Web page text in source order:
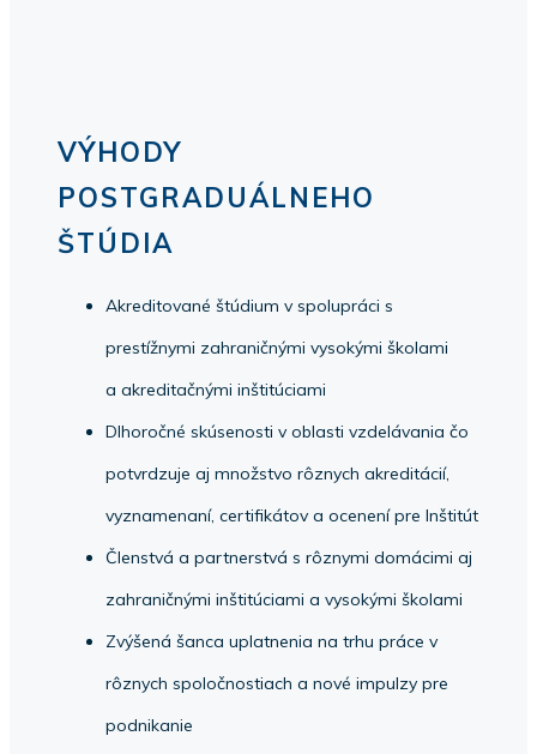
VÝHODY
POSTGRADUÁLNEHO
ŠTÚDIA
Akreditované štúdium v spolupráci s
prestížnymi zahraničnými vysokými školami
a akreditačnými inštitúciami
Dlhoročné skúsenosti v oblasti vzdelávania čo
potvrdzuje aj množstvo rôznych akreditácií,
vyznamenaní, certifikátov a ocenení pre Inštitút
Členstvá a partnerstvá s rôznymi domácimi aj
zahraničnými inštitúciami a vysokými školami
Zvýšená šanca uplatnenia na trhu práce v
rôznych spoločnostiach a nové impulzy pre
podnikanie